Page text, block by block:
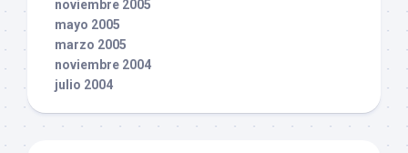
noviembre 2005
mayo 2005
marzo 2005
noviembre 2004
julio 2004